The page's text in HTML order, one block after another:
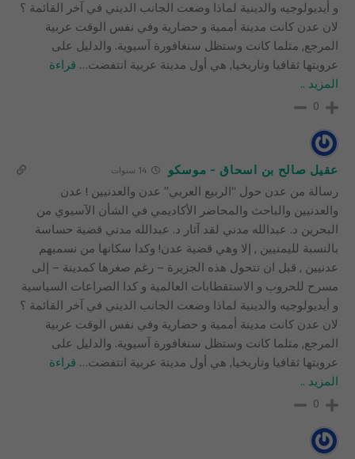
و أيديولوجيه والدينية لماذا وضعت الجانب الديني في آخر القائمة ؟
لان عدن كانت مدينة أممية و حضارية وفي نفس الوقت عربية
المرجع, مثلما كانت وستظل سنغافورة آسيوية. والدليل على
عروبتها ثقافيا وتاريخيا, هي أول مدينة عربية انتفضت… قراءة
المزيد ..
0
عقيل صالح بن اسحاق - موسكو 14 سنوات
رسالة من عدن حول “الربيع العربي” عدن والعدنيين ! عدن
والعدنيين والباحث والمحاضر الأكاديمي في الشأن الآسيوي من
البحرين د. عبدالله مدني لقد آثار د. عبدالله مدني قضية حساسة
بالنسبة لليمنيين , إلا وهي قضية عدن! وكدا سكانها من نسميهم
عدنيين , قبل ان تتحول هذه الجزيرة – رغم صغرها كمدينة – إلى
مسرح للحروب و الاستقطابات العالمية و كدا الصراعات السياسية
و أيديولوجيه والدينية لماذا وضعت الجانب الديني في آخر القائمة ؟
لان عدن كانت مدينة أممية و حضارية وفي نفس الوقت عربية
المرجع, مثلما كانت وستظل سنغافورة آسيوية. والدليل على
عروبتها ثقافيا وتاريخيا, هي أول مدينة عربية انتفضت… قراءة
المزيد ..
0